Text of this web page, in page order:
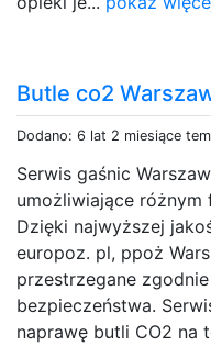
Butle co2
Dodano: 6 lat 2 miesiące
Serwis gaśnic
umożliwiające różnym
Dzięki najwyższej
europoz. pl, ppoż
przestrzegane
bezpieczeństwa.
naprawę butli CO2 na